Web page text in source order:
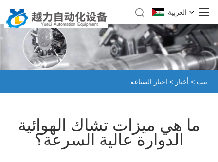
العربية
بيت > أخبار > اخبار الصناعة
ما هي ميزات تشاك الهوائية
الدوارة عالية السرعة؟